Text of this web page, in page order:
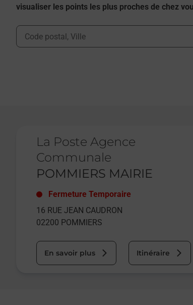
visualiser les points les plus proches de chez
Ville, Département, Code Postal
La Poste Agence
Communale
POMMIERS MAIRIE
Fermeture Temporaire
16 RUE JEAN CAUDRON
02200 POMMIERS
En savoir plus Itinéraire